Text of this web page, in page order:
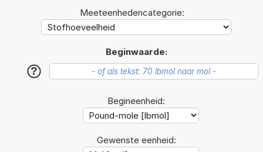
Meeteenhedencategorie:
Beginwaarde:
?
Begineenheid:
Gewenste eenheid: